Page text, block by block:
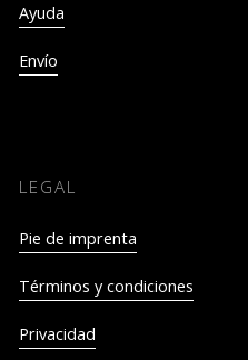
Ayuda
Envío
LEGAL
Pie de imprenta
Términos y condiciones
Privacidad